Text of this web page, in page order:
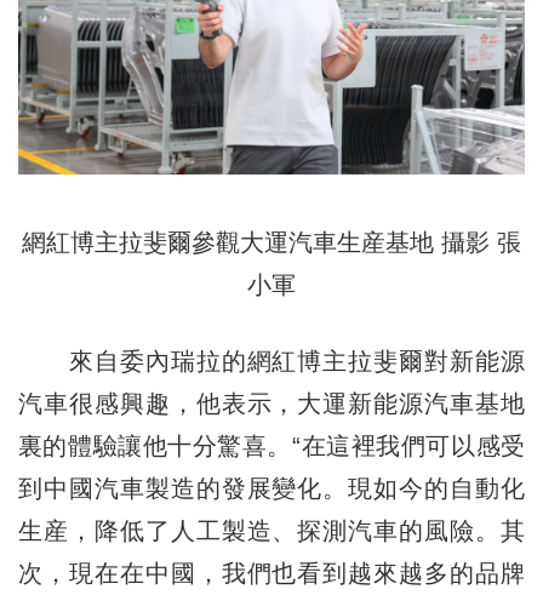
網紅博主拉斐爾參觀大運汽車生産基地 攝影 張
小軍
來自委內瑞拉的網紅博主拉斐爾對新能源
汽車很感興趣，他表示，大運新能源汽車基地
裏的體驗讓他十分驚喜。“在這裡我們可以感受
到中國汽車製造的發展變化。現如今的自動化
生産，降低了人工製造、探測汽車的風險。其
次，現在在中國，我們也看到越來越多的品牌